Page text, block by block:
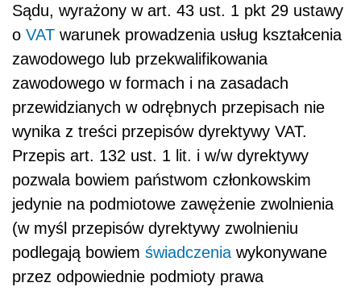
Sądu, wyrażony w art. 43 ust. 1 pkt 29 ustawy
o VAT warunek prowadzenia usług kształcenia
zawodowego lub przekwalifikowania
zawodowego w formach i na zasadach
przewidzianych w odrębnych przepisach nie
wynika z treści przepisów dyrektywy VAT.
Przepis art. 132 ust. 1 lit. i w/w dyrektywy
pozwala bowiem państwom członkowskim
jedynie na podmiotowe zawężenie zwolnienia
(w myśl przepisów dyrektywy zwolnieniu
podlegają bowiem świadczenia wykonywane
przez odpowiednie podmioty prawa